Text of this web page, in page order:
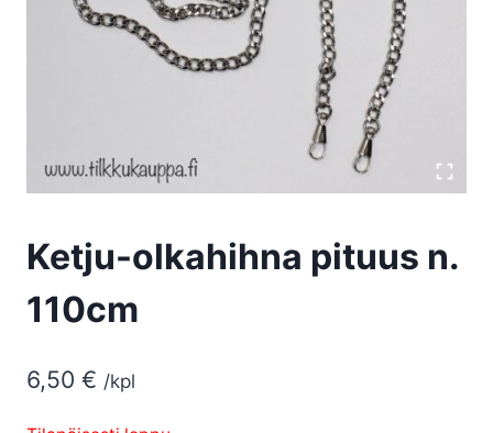
Ketju-olkahihna pituus n.
110cm
6,50 € /kpl